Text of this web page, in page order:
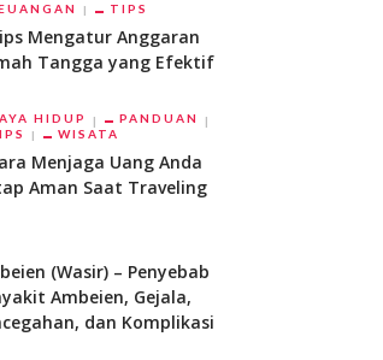
TIPS
Mengatur Anggaran
Tangga yang Efektif
HIDUP
PANDUAN
WISATA
Menjaga Uang Anda
Aman Saat Traveling
(Wasir) – Penyebab
Ambeien, Gejala,
dan Komplikasi